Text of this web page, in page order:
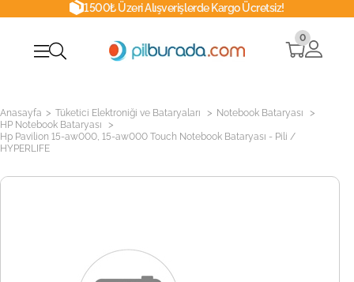
1500₺ Üzeri Alışverişlerde Kargo Ücretsiz!
0
Anasayfa > Tüketici Elektroniği ve Bataryaları > Notebook Bataryası >
HP Notebook Bataryası >
Hp Pavilion 15-aw000, 15-aw000 Touch Notebook Bataryası - Pili /
HYPERLIFE